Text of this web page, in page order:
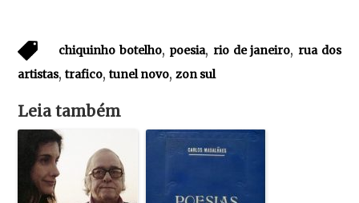
chiquinho botelho, poesia, rio de janeiro, rua dos
artistas,trafico,tunel novo,zon sul
Leia também